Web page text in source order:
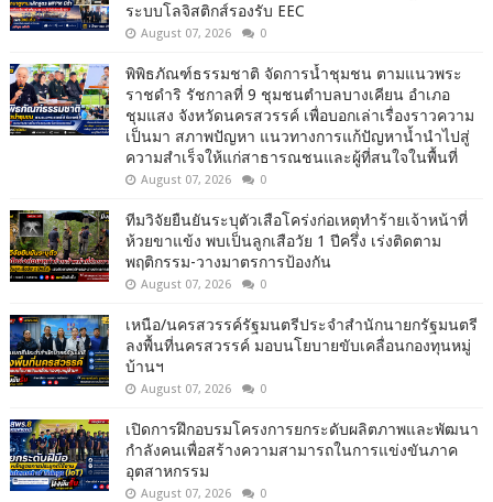
ระบบโลจิสติกส์รองรับ EEC
August 07, 2026 0
พิพิธภัณฑ์ธรรมชาติ จัดการน้ำชุมชน ตามแนวพระ
ราชดำริ รัชกาลที่ 9 ชุมชนตำบลบางเคียน อำเภอ
ชุมแสง จังหวัดนครสวรรค์ เพื่อบอกเล่าเรื่องราวความ
เป็นมา สภาพปัญหา แนวทางการแก้ปัญหาน้ำนำไปสู่
ความสำเร็จให้แก่สาธารณชนและผู้ที่สนใจในพื้นที่
August 07, 2026 0
ทีมวิจัยยืนยันระบุตัวเสือโคร่งก่อเหตุทำร้ายเจ้าหน้าที่
ห้วยขาแข้ง พบเป็นลูกเสือวัย 1 ปีครึ่ง เร่งติดตาม
พฤติกรรม-วางมาตรการป้องกัน
August 07, 2026 0
เหนือ/นครสวรรค์รัฐมนตรีประจำสำนักนายกรัฐมนตรี
ลงพื้นที่นครสวรรค์ มอบนโยบายขับเคลื่อนกองทุนหมู่
บ้านฯ
August 07, 2026 0
เปิดการฝึกอบรมโครงการยกระดับผลิตภาพและพัฒนา
กำลังคนเพื่อสร้างความสามารถในการแข่งขันภาค
อุตสาหกรรม
August 07, 2026 0